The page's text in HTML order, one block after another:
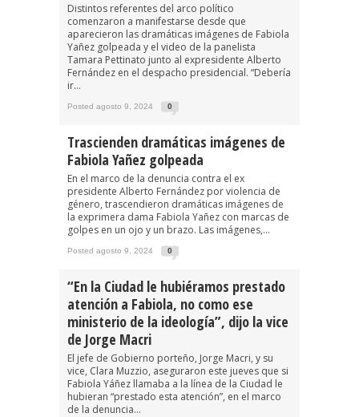
Distintos referentes del arco político
comenzaron a manifestarse desde que
aparecieron las dramáticas imágenes de Fabiola
Yañez golpeada y el video de la panelista
Tamara Pettinato junto al expresidente Alberto
Fernández en el despacho presidencial. “Debería
ir...
Posted agosto 9, 2024 0
Trascienden dramáticas imágenes de
Fabiola Yañez golpeada
En el marco de la denuncia contra el ex
presidente Alberto Fernández por violencia de
género, trascendieron dramáticas imágenes de
la exprimera dama Fabiola Yañez con marcas de
golpes en un ojo y un brazo. Las imágenes,...
Posted agosto 9, 2024 0
“En la Ciudad le hubiéramos prestado
atención a Fabiola, no como ese
ministerio de la ideología”, dijo la vice
de Jorge Macri
El jefe de Gobierno porteño, Jorge Macri, y su
vice, Clara Muzzio, aseguraron este jueves que si
Fabiola Yáñez llamaba a la línea de la Ciudad le
hubieran “prestado esta atención”, en el marco
de la denuncia...